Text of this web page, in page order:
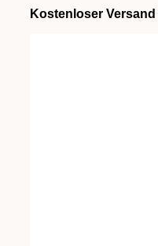
Kostenloser Versand